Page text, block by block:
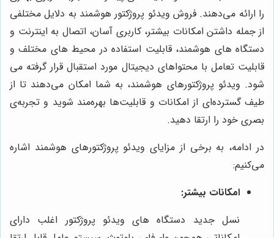
را ارائه می‌دهند. فروش ویدئو پروژکتور هوشمند به دلایل مختلفی
از جمله داشتن امکانات بیشتر، کاربری آسان، اتصال به اینترنت و
دستگاه ‌های هوشمند، قابلیت استفاده در محیط‌ های مختلف و
قابلیت تعامل با محتواهای دیجیتال مورد استقبال قرار گرفته می
شود. ویدئو پروژکتورهای هوشمند، به شما امکان می‌دهند تا از
طیف گسترده‌ای از امکانات و قابلیت‌ها بهره‌مند شوید و تجربه‌ی
بصری خود را ارتقا دهید.
در ادامه، به برخی از مزایای ویدئو پروژکتورهای هوشمند اشاره
می‌کنیم:
امکانات بیشتر:
نسل جدید دستگاه های ویدئو پروژکتور اغلب دارای